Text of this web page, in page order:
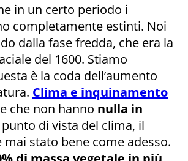
in un certo periodo i
completamente estinti. Noi
dalla fase fredda, che era la
del 1600. Stiamo
è la coda dell’aumento
Clima e inquinamento
che non hanno nulla in
punto di vista del clima, il
mai stato bene come adesso.